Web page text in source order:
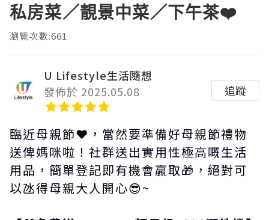
私房菜／靚景中菜／下午茶❤️
瀏覽次數:661
U Lifestyle生活隨想
發佈於 2025.05.08
追蹤
臨近母親節❤️，當然要準備好母親節禮物
送俾媽咪啦！社群送出實用性極高嘅生活
用品，簡單登記即有機會贏取🎁，絕對可
以氹得母親大人開心😎~